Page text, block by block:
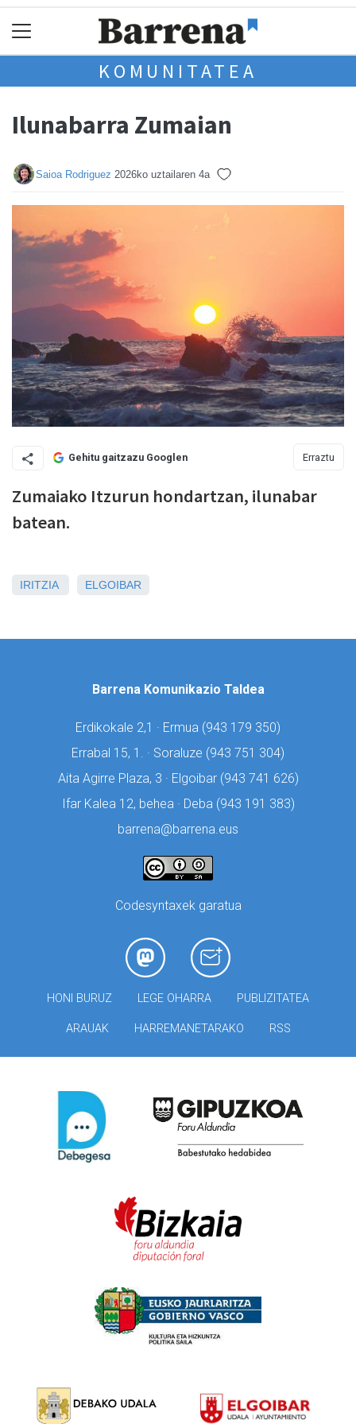
KOMUNITATEA
Ilunabarra Zumaian
Saioa Rodriguez 2026ko uztailaren 4a
Gehitu gaitzazu Googlen Erraztu
Zumaiako Itzurun hondartzan, ilunabar
batean.
IRITZIA ELGOIBAR
Barrena Komunikazio Taldea
Erdikokale 2,1 · Ermua (943 179 350)
Errabal 15, 1. · Soraluze (943 751 304)
Aita Agirre Plaza, 3 · Elgoibar (943 741 626)
Ifar Kalea 12, behea · Deba (943 191 383)
barrena@barrena.eus
Codesyntaxek garatua
HONI BURUZ LEGE OHARRA PUBLIZITATEA
ARAUAK HARREMANETARAKO RSS